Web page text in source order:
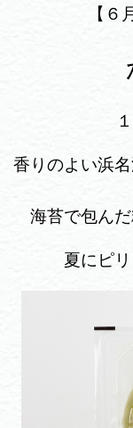
【６
香りのよい浜
海苔で包ん
夏にピ